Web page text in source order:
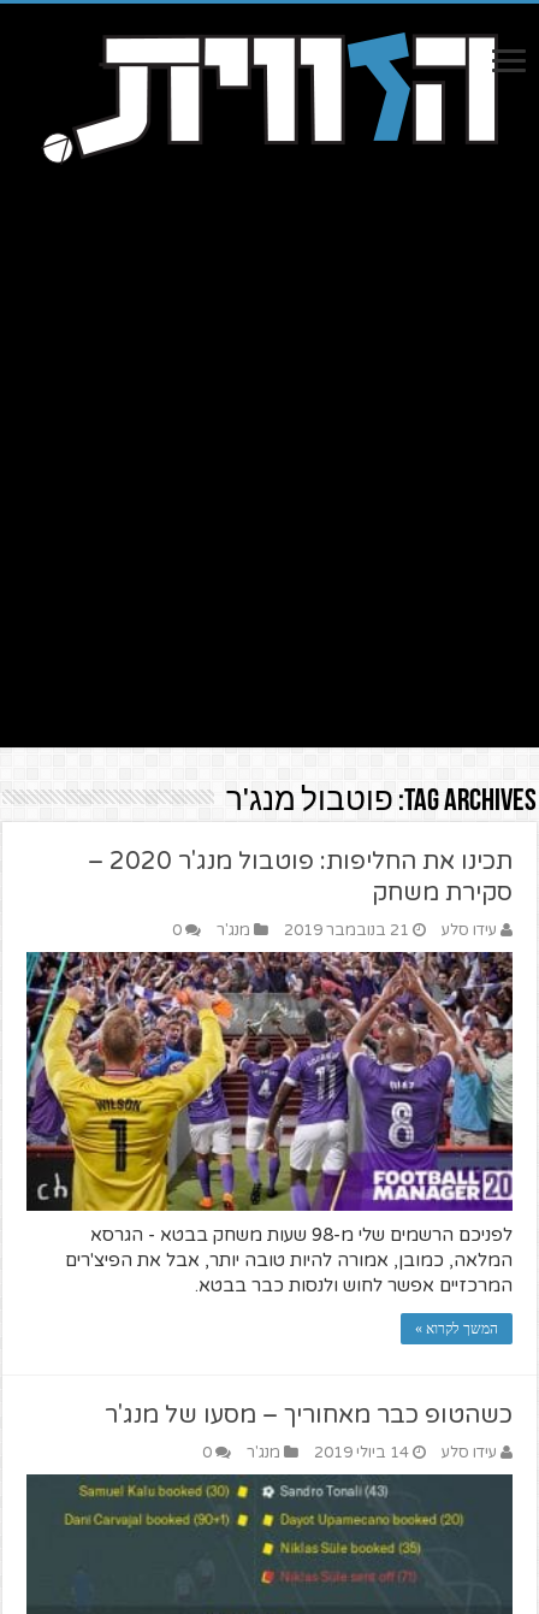
Tag Archives: פוטבול מנג'ר
תכינו את החליפות: פוטבול מנג'ר 2020 –
סקירת משחק
עידו סלע 21 בנובמבר 2019 מנג'ר 0
לפניכם הרשמים שלי מ-98 שעות משחק בבטא - הגרסא
המלאה, כמובן, אמורה להיות טובה יותר, אבל את הפיצ'רים
המרכזיים אפשר לחוש ולנסות כבר בבטא.
המשך לקרוא »
כשהטופ כבר מאחוריך – מסעו של מנג'ר
עידו סלע 14 ביולי 2019 מנג'ר 0